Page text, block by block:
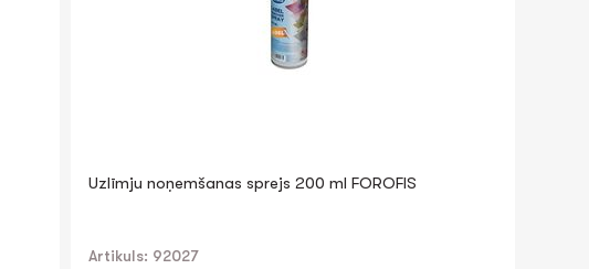
Uzlīmju noņemšanas sprejs 200 ml FOROFIS
Artikuls: 92027